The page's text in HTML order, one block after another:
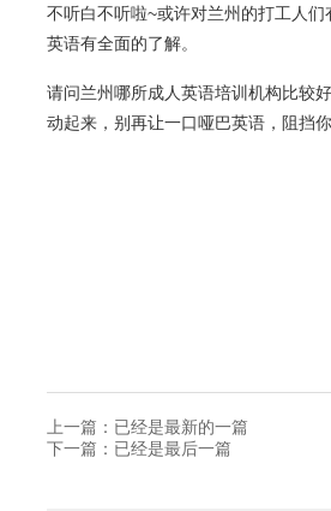
不听白不听啦~或许对兰州的打工人
英语有全面的了解。
请问兰州哪所成人英语培训机构比较
动起来，别再让一口哑巴英语，阻挡
上一篇：已经是最新的一篇
下一篇：已经是最后一篇